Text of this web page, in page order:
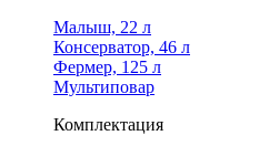
Малыш, 22 л
Консерватор, 46 л
Фермер, 125 л
Мультиповар
Комплектация